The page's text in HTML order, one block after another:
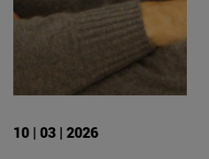
10 | 03 | 2026